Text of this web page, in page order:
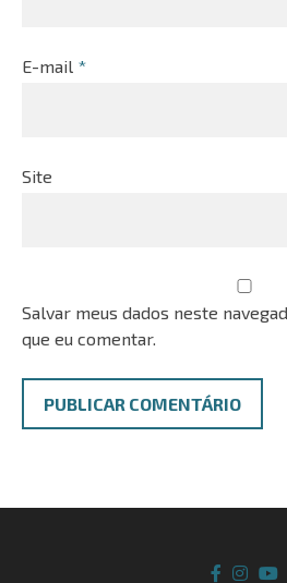
E-mail *
Site
Salvar meus dados neste
que eu comentar.